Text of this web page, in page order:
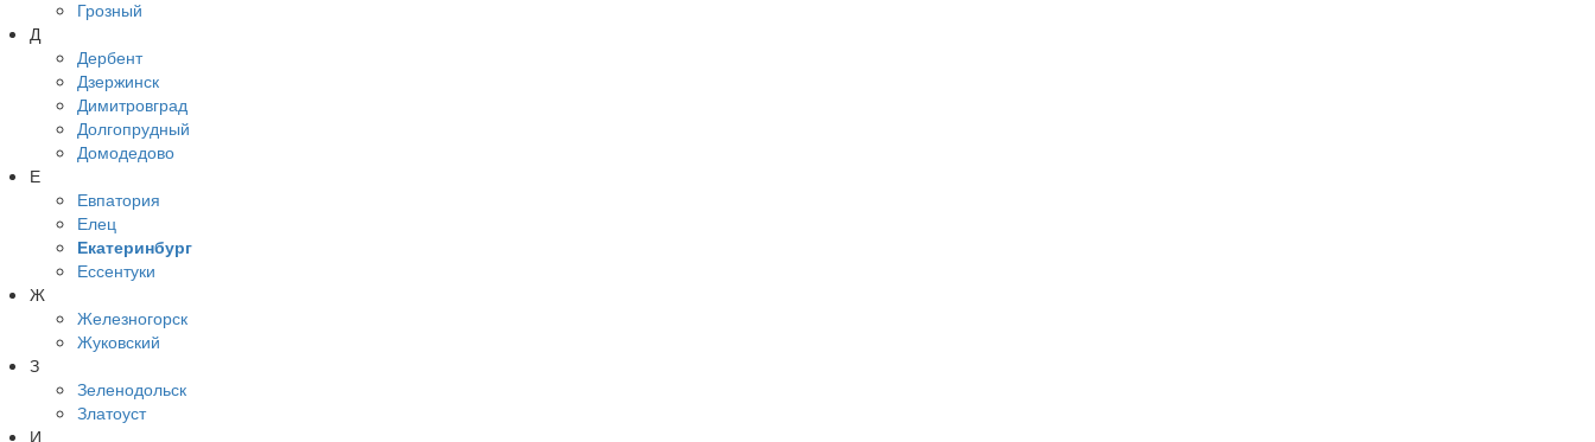
Грозный
Д
Дербент
Дзержинск
Димитровград
Долгопрудный
Домодедово
Е
Евпатория
Елец
Екатеринбург
Ессентуки
Ж
Железногорск
Жуковский
З
Зеленодольск
Златоуст
И